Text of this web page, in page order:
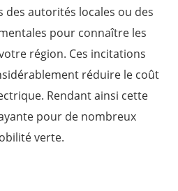
des autorités locales ou des
pour connaître les
région. Ces incitations
réduire le coût
Rendant ainsi cette
pour de nombreux
verte.